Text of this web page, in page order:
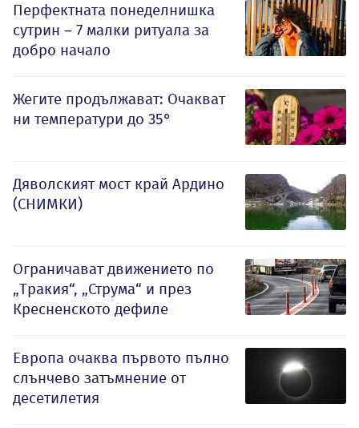
Перфектната понеделнишка
сутрин – 7 малки ритуала за
добро начало
Жегите продължават: Очакват
ни температури до 35°
Дяволският мост край Ардино
(СНИМКИ)
Ограничават движението по
„Тракия“, „Струма“ и през
Кресненското дефиле
Европа очаква първото пълно
слънчево затъмнение от
десетилетия